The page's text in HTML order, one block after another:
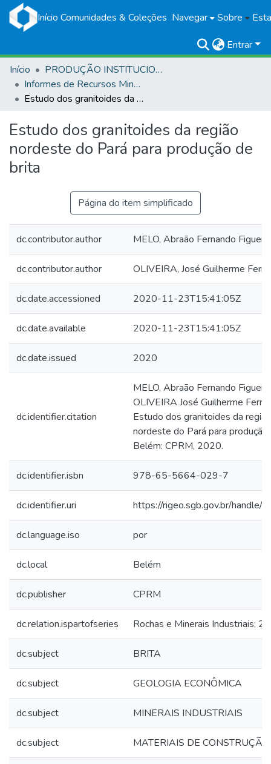
Início Comunidades & Coleções Navegar Sobre
Entrar
Início
PRODUÇÃO INSTITUCIONAL
Informes de Recursos Minerais
Estudo dos granitoides da região nordeste do Pará para produção de brita
Estudo dos granitoides da região
nordeste do Pará para produção de
brita
Página do item simplificado
dc.contributor.author MELO, Abraão Fernando
dc.contributor.author OLIVEIRA, José Guilherme
dc.date.accessioned 2020-11-23T15:41:05Z
dc.date.available 2020-11-23T15:41:05Z
dc.date.issued 2020
dc.identifier.citation
MELO, Abraão Fernando
OLIVEIRA José Guilherme
Estudo dos granitoides da região
nordeste do Pará para produção
Belém: CPRM, 2020.
dc.identifier.isbn 978-65-5664-029-7
dc.identifier.uri https://rigeo.sgb.gov.br/handle/
dc.language.iso por
dc.local Belém
dc.publisher CPRM
dc.relation.ispartofseries Rochas e Minerais Industriais; 29
dc.subject BRITA
dc.subject GEOLOGIA ECONÔMICA
dc.subject MINERAIS INDUSTRIAIS
dc.subject MATERIAIS DE CONSTRUÇÃO